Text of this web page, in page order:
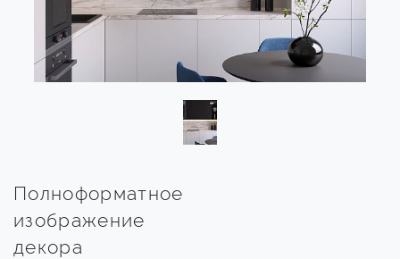
Полноформатное
изображение
декора